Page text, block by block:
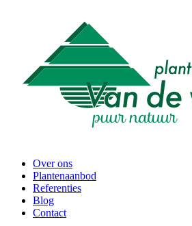
Over ons
Plantenaanbod
Referenties
Blog
Contact